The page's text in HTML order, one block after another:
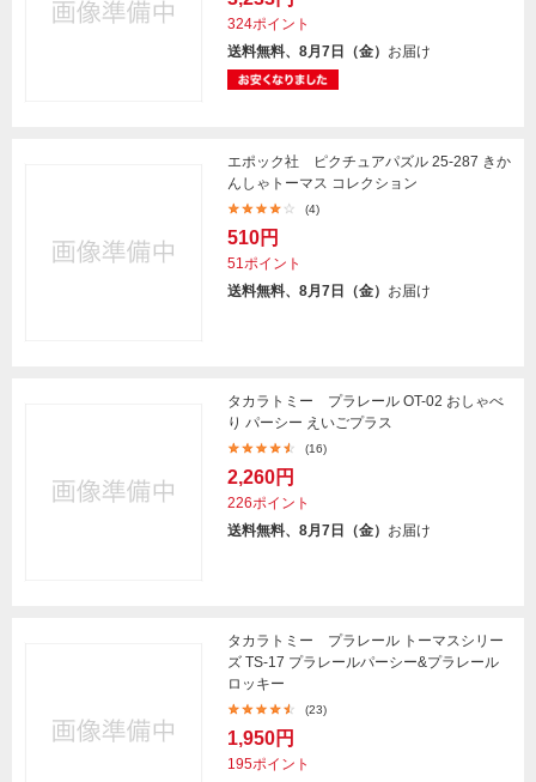
324ポイント
送料無料、8月7日（金） お届け
エポック社 ピクチュアパズル 25-287 きか
んしゃトーマス コレクション
(4)
510円
51ポイント
送料無料、8月7日（金） お届け
タカラトミー プラレール OT-02 おしゃべ
り パーシー えいごプラス
(16)
2,260円
226ポイント
送料無料、8月7日（金） お届け
タカラトミー プラレール トーマスシリー
ズ TS-17 プラレールパーシー&プラレール
ロッキー
(23)
1,950円
195ポイント